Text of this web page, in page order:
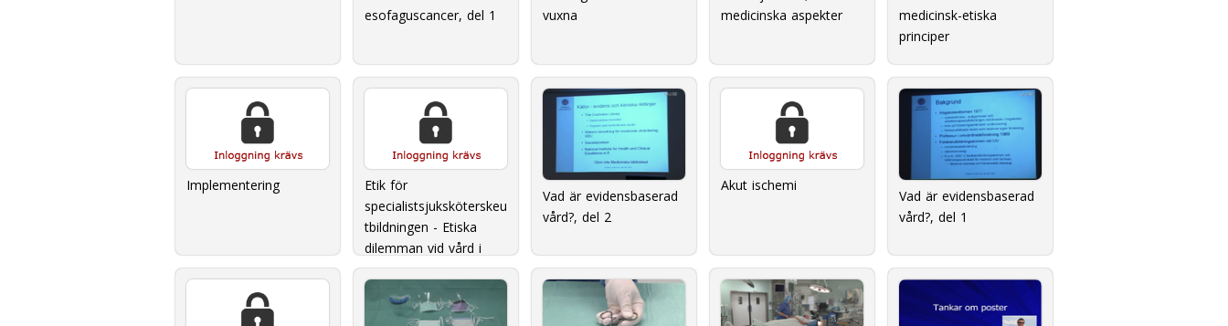
esofaguscancer, del 1
vuxna
medicinska aspekter
medicinsk-etiska
principer
Implementering
Etik för
specialistsjuksköterskeu
tbildningen - Etiska
dilemman vid vård i
livets slut
Vad är evidensbaserad
vård?, del 2
Akut ischemi
Vad är evidensbaserad
vård?, del 1